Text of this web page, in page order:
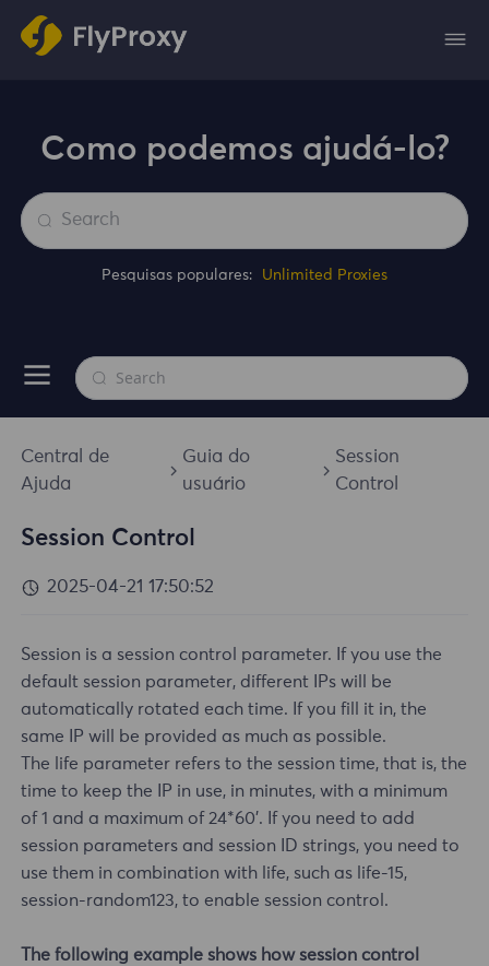
Como podemos ajudá-lo?
Pesquisas populares: Unlimited Proxies
Central de
Ajuda
Guia do
usuário
Session
Control
Session Control
2025-04-21 17:50:52
Session is a session control parameter. If you use the
default session parameter, different IPs will be
automatically rotated each time. If you fill it in, the
same IP will be provided as much as possible.
The life parameter refers to the session time, that is, the
time to keep the IP in use, in minutes, with a minimum
of 1 and a maximum of 24*60'. If you need to add
session parameters and session ID strings, you need to
use them in combination with life, such as life-15,
session-random123, to enable session control.
The following example shows how session control